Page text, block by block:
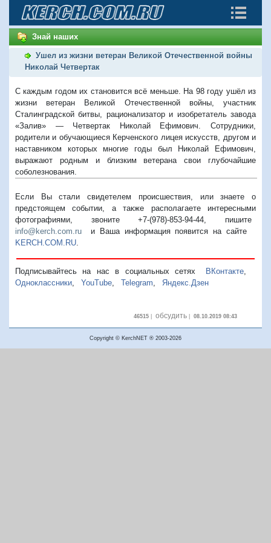
Знай наших
Ушел из жизни ветеран Великой Отечественной войны
Николай Четвертак
С каждым годом их становится всё меньше. На 98 году ушёл из
жизни ветеран Великой Отечественной войны, участник
Сталинградской битвы, рационализатор и изобретатель завода
«Залив» — Четвертак Николай Ефимович. Сотрудники,
родители и обучающиеся Керченского лицея искусств, другом и
наставником которых многие годы был Николай Ефимович,
выражают родным и близким ветерана свои глубочайшие
соболезнования.
Если Вы стали свидетелем происшествия, или знаете о
предстоящем событии, а также располагаете интересными
фотографиями, звоните +7-(978)-853-94-44, пишите
info@kerch.com.ru и Ваша информация появится на сайте
KERCH.COM.RU
Подписывайтесь на нас в социальных сетях ВКонтакте,
Одноклассники
YouTube Telegram Яндекс.Дзен
46515 |обсудить |08.10.2019 08:43
Copyright © KerchNET ® 2003-2026